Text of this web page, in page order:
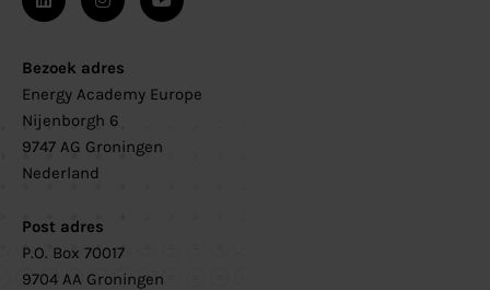
Bezoek adres
Energy Academy Europe
Nijenborgh 6
9747 AG Groningen
Nederland
Post adres
P.O. Box 70017
9704 AA Groningen